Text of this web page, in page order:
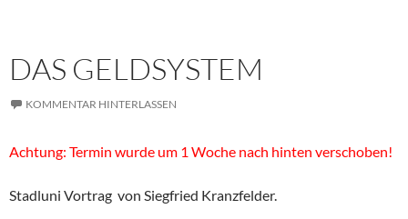
DAS GELDSYSTEM
KOMMENTAR HINTERLASSEN
Achtung: Termin wurde um 1 Woche nach hinten verschoben!
Stadluni Vortrag von Siegfried Kranzfelder.